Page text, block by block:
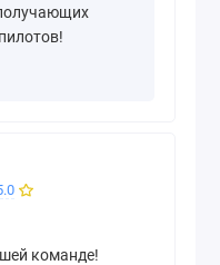
команде!